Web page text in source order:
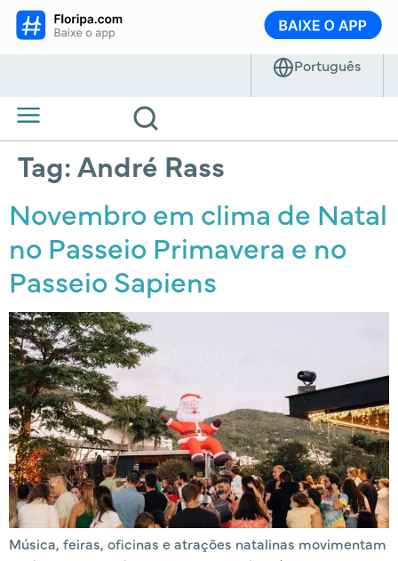
Tag:André Rass
Novembro em clima de Natal
no Passeio Primavera e no
Passeio Sapiens
Música, feiras, oficinas e atrações natalinas movimentam